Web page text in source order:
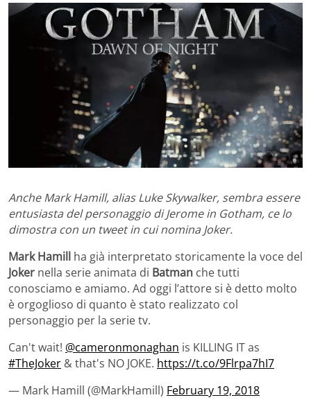
Anche Mark Hamill, alias Luke Skywalker, sembra essere
entusiasta del personaggio di Jerome in Gotham, ce lo
dimostra con un tweet in cui nomina Joker.
Mark Hamill ha già interpretato storicamente la voce del
Joker nella serie animata di Batman che tutti
conosciamo e amiamo. Ad oggi l’attore si è detto molto
è orgoglioso di quanto è stato realizzato col
personaggio per la serie tv.
Can't wait! @cameronmonaghan is KILLING IT as
#TheJoker & that's NO JOKE. https://t.co/9Flrpa7hI7
— Mark Hamill (@MarkHamill) February 19, 2018